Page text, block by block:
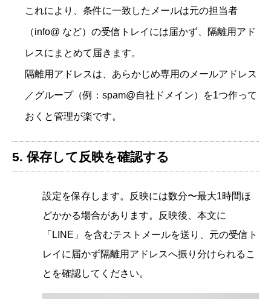
これにより、条件に一致したメールは元の担当者
（info@ など）の受信トレイには届かず、隔離用アド
レスにまとめて届きます。
隔離用アドレスは、あらかじめ専用のメールアドレス
／グループ（例：spam@自社ドメイン）を1つ作って
おくと管理が楽です。
5. 保存して反映を確認する
設定を保存します。反映には数分〜最大1時間ほ
どかかる場合があります。反映後、本文に
「LINE」を含むテストメールを送り、元の受信ト
レイに届かず隔離用アドレスへ振り分けられるこ
とを確認してください。